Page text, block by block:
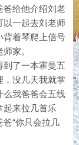
爸给他介绍刘老
以一起去刘老师
背着琴爬上信号
家。
到了一本霍曼五
，没几天我就掌
么我爸爸会五线
起来拉几首乐
“你只会拉几